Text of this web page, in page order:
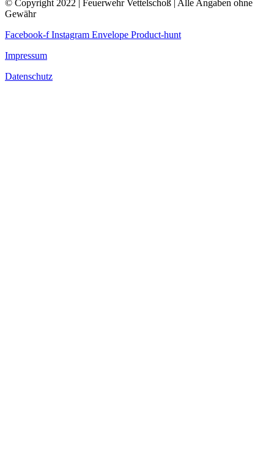
© Copyright 2022 | Feuerwehr Vettelschoß | Alle Angaben ohne
Gewähr
Facebook-f Instagram Envelope Product-hunt
Impressum
Datenschutz